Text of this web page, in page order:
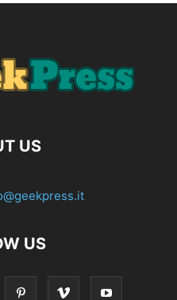
US
US